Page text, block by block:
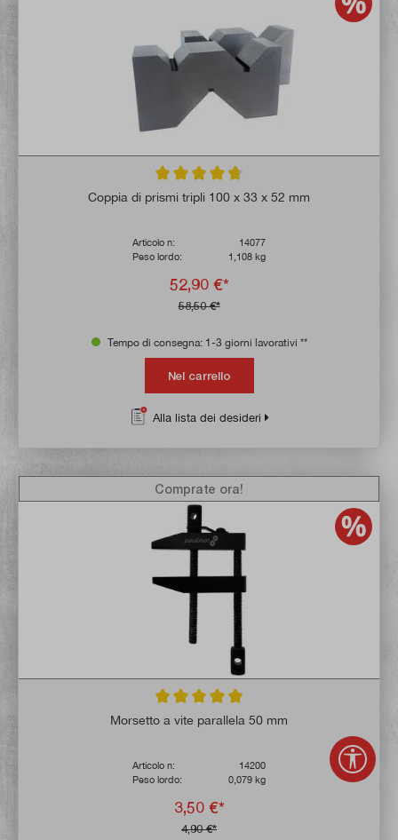
Valutazione media di 4.6 su 5 stelle
Coppia di prismi tripli 100 x 33 x 52 mm
Articolo n:
14077
Peso lordo:
1,108 kg
52,90 €*
58,50 €*
Tempo di consegna: 1-3 giorni lavorativi **
Nel carrello
Alla lista dei desideri
Valutazione media di 5 su 5 stelle
Morsetto a vite parallela 50 mm
Articolo n:
14200
Peso lordo:
0,079 kg
3,50 €*
4,90 €*
Comprate ora!